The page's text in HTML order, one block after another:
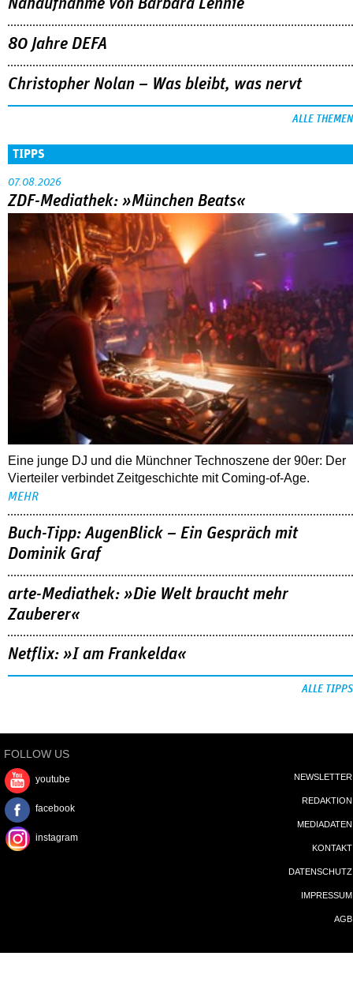
Nahaufnahme von Bárbara Lennie
80 Jahre DEFA
Christopher Nolan – Was bleibt, was nervt
ALLE THEMEN
TIPPS
07.08.2026
ZDF-Mediathek: »München Beats«
Eine junge DJ und die Münchner Technoszene der 90er: Der
Vierteiler verbindet Zeitgeschichte mit Coming-of-Age.
MEHR
Buch-Tipp: AugenBlick – Ein Gespräch mit
Dominik Graf
arte-Mediathek: »Die Welt braucht mehr
Zauberer«
Netflix: »I am Frankelda«
ALLE TIPPS
FOLLOW US
youtube
facebook
instagram
NEWSLETTER
REDAKTION
MEDIADATEN
KONTAKT
DATENSCHUTZ
IMPRESSUM
AGB